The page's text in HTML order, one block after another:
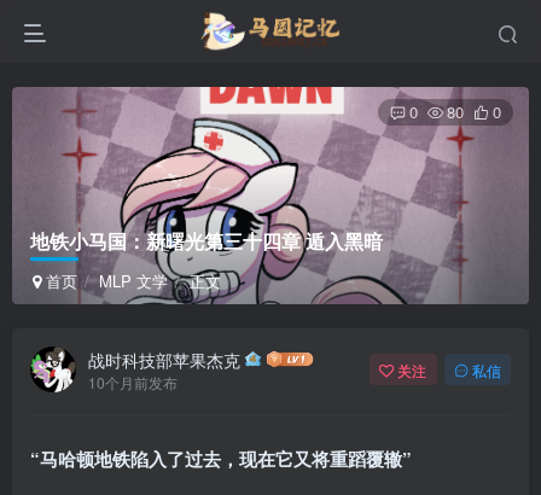
地铁小马国：新曙光第三十四章 遁入黑暗
首页 MLP 文学 正文
0 80 0
战时科技部苹果杰克
10个月前发布
关注 私信
“马哈顿地铁陷入了过去，现在它又将重蹈覆辙”